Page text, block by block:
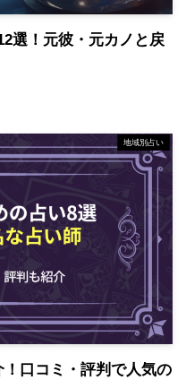
選！元彼・元カノと戻
地域別占い
口コミ・評判で人気の